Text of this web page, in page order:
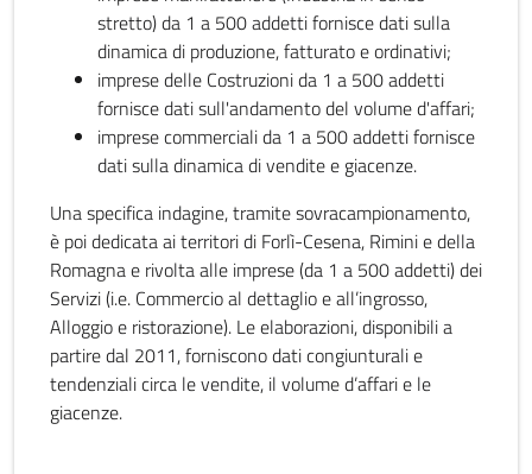
stretto) da 1 a 500 addetti fornisce dati sulla
dinamica di produzione, fatturato e ordinativi;
imprese delle Costruzioni da 1 a 500 addetti
fornisce dati sull'andamento del volume d'affari;
imprese commerciali da 1 a 500 addetti fornisce
dati sulla dinamica di vendite e giacenze.
Una specifica indagine, tramite sovracampionamento,
è poi dedicata ai territori di Forlì-Cesena, Rimini e della
Romagna e rivolta alle imprese (da 1 a 500 addetti) dei
Servizi (i.e. Commercio al dettaglio e all’ingrosso,
Alloggio e ristorazione). Le elaborazioni, disponibili a
partire dal 2011, forniscono dati congiunturali e
tendenziali circa le vendite, il volume d’affari e le
giacenze.